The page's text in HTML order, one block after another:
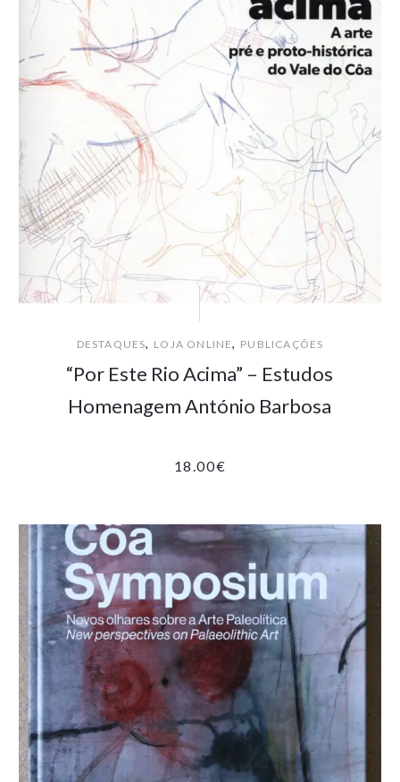
DESTAQUES, LOJA ONLINE, PUBLICAÇÕES
“Por Este Rio Acima” – Estudos
Homenagem António Barbosa
18.00€